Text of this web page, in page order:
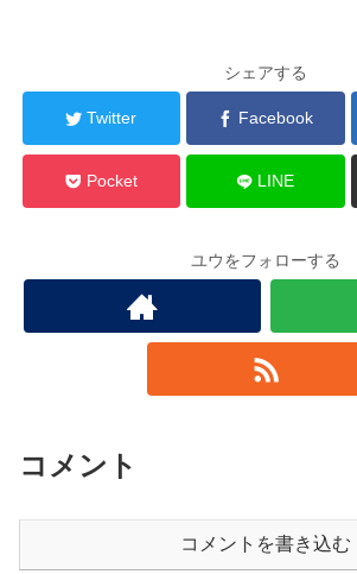
シェアする
Twitter Facebook
Pocket LINE
ユウをフォローする
コメント
コメントを書き込む